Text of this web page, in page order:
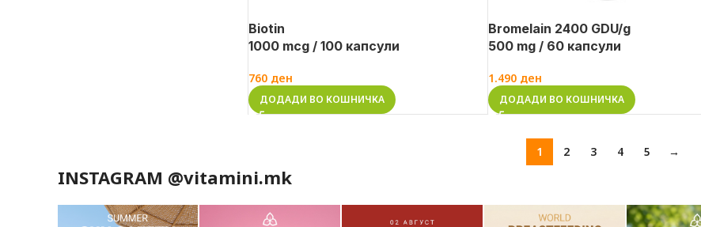
Biotin
1000 mcg / 100 капсули
760 ден
ДОДАДИ ВО КОШНИЧКА
Bromelain 2400 GDU/g
500 mg / 60 капсули
1.490 ден
ДОДАДИ ВО КОШНИЧКА
1 2 3 4 5 →
INSTAGRAM @vitamini.mk